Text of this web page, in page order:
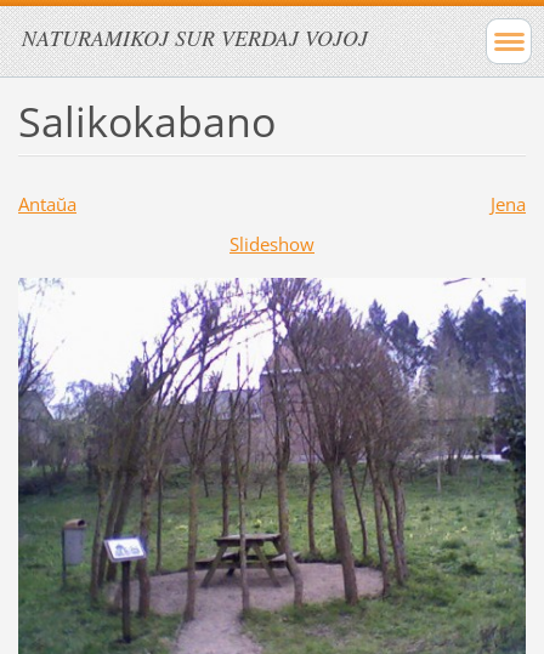
NATURAMIKOJ SUR VERDAJ VOJOJ
Salikokabano
Antaŭa
Jena
Slideshow